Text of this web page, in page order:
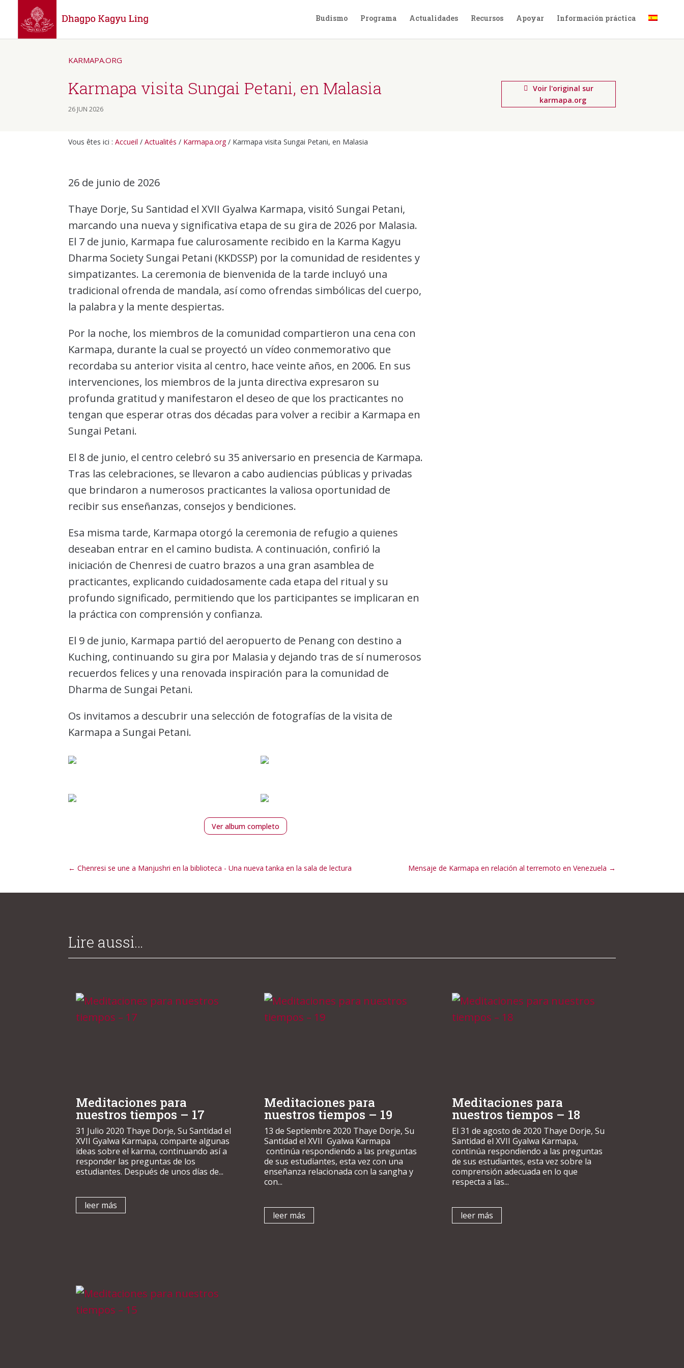
Budismo Programa Actualidades Recursos Apoyar Información práctica
KARMAPA.ORG
Karmapa visita Sungai Petani, en Malasia
26 JUN 2026
Voir l'original sur
karmapa.org
Vous êtes ici :Accueil /Actualités / Karmapa.org/ Karmapa visita Sungai Petani, en Malasia
26 de junio de 2026
Thaye Dorje, Su Santidad el XVII Gyalwa Karmapa, visitó Sungai Petani,
marcando una nueva y significativa etapa de su gira de 2026 por Malasia.
El 7 de junio, Karmapa fue calurosamente recibido en la Karma Kagyu
Dharma Society Sungai Petani (KKDSSP) por la comunidad de residentes y
simpatizantes. La ceremonia de bienvenida de la tarde incluyó una
tradicional ofrenda de mandala, así como ofrendas simbólicas del cuerpo,
la palabra y la mente despiertas.
Por la noche, los miembros de la comunidad compartieron una cena con
Karmapa, durante la cual se proyectó un vídeo conmemorativo que
recordaba su anterior visita al centro, hace veinte años, en 2006. En sus
intervenciones, los miembros de la junta directiva expresaron su
profunda gratitud y manifestaron el deseo de que los practicantes no
tengan que esperar otras dos décadas para volver a recibir a Karmapa en
Sungai Petani.
El 8 de junio, el centro celebró su 35 aniversario en presencia de Karmapa.
Tras las celebraciones, se llevaron a cabo audiencias públicas y privadas
que brindaron a numerosos practicantes la valiosa oportunidad de
recibir sus enseñanzas, consejos y bendiciones.
Esa misma tarde, Karmapa otorgó la ceremonia de refugio a quienes
deseaban entrar en el camino budista. A continuación, confirió la
iniciación de Chenresi de cuatro brazos a una gran asamblea de
practicantes, explicando cuidadosamente cada etapa del ritual y su
profundo significado, permitiendo que los participantes se implicaran en
la práctica con comprensión y confianza.
El 9 de junio, Karmapa partió del aeropuerto de Penang con destino a
Kuching, continuando su gira por Malasia y dejando tras de sí numerosos
recuerdos felices y una renovada inspiración para la comunidad de
Dharma de Sungai Petani.
Os invitamos a descubrir una selección de fotografías de la visita de
Karmapa a Sungai Petani.
Ver album completo
←Chenresi se une a Manjushri en la biblioteca - Una nueva tanka en la sala de lectura Mensaje de Karmapa en relación al terremoto en Venezuela →
Lire aussi…
Meditaciones para
nuestros tiempos – 17
31 Julio 2020 Thaye Dorje, Su Santidad el
XVII Gyalwa Karmapa, comparte algunas
ideas sobre el karma, continuando así a
responder las preguntas de los
estudiantes. Después de unos días de...
leer más
Meditaciones para
nuestros tiempos – 19
13 de Septiembre 2020 Thaye Dorje, Su
Santidad el XVII Gyalwa Karmapa
continúa respondiendo a las preguntas
de sus estudiantes, esta vez con una
enseñanza relacionada con la sangha y
con...
leer más
Meditaciones para
nuestros tiempos – 18
El 31 de agosto de 2020 Thaye Dorje, Su
Santidad el XVII Gyalwa Karmapa,
continúa respondiendo a las preguntas
de sus estudiantes, esta vez sobre la
comprensión adecuada en lo que
respecta a las...
leer más